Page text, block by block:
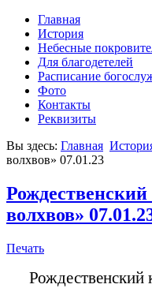
Главная
История
Небесные
Для благодетелей
Расписание
Фото
Контакты
Реквизиты
Вы здесь: Главная
волхвов» 07.01.23
волхвов»
Печать
Рождественский